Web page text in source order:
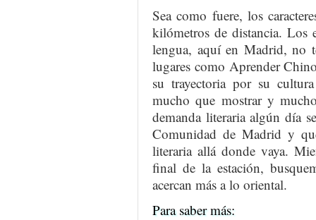
Sea como fuere, los
kilómetros de distancia. Los
lengua, aquí en Madrid, no
lugares como Aprender
su trayectoria por su
mucho que mostrar y
demanda literaria algún día
Comunidad de Madrid y
literaria allá donde vaya.
final de la estación,
acercan más a lo oriental.
Para saber más: